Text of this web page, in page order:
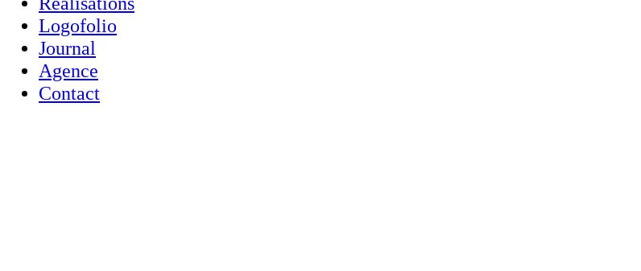
Logofolio
Journal
Agence
Contact